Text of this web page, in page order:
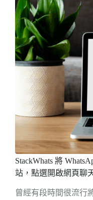
StackWhats 將
站，點選開啟網頁聊
曾經有段時間很流行